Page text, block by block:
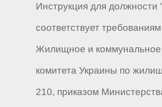
Инструкция для должности
соответствует
Жилищное и коммунальное
комитета Украины по
210, приказом